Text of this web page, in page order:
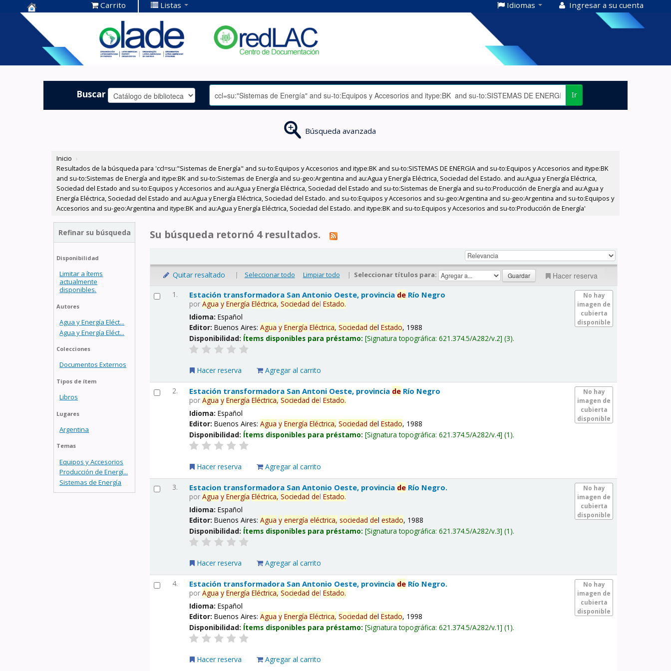
Centro de
Documentación
OLADE -
Carrito Listas Idiomas Ingresar a su cuenta
Buscar Ir
Búsqueda avanzada
Inicio ›
Resultados de la búsqueda para 'ccl=su:"Sistemas de Energía" and su-to:Equipos y Accesorios and itype:BK and su-to:SISTEMAS DE ENERGIA and su-to:Equipos y Accesorios and itype:BK
and su-to:Sistemas de Energía and itype:BK and su-to:Sistemas de Energía and su-geo:Argentina and au:Agua y Energía Eléctrica, Sociedad del Estado. and au:Agua y Energía Eléctrica,
Sociedad del Estado and su-to:Equipos y Accesorios and au:Agua y Energía Eléctrica, Sociedad del Estado and su-to:Sistemas de Energía and su-to:Producción de Energía and au:Agua y
Energía Eléctrica, Sociedad del Estado and au:Agua y Energía Eléctrica, Sociedad del Estado. and su-to:Equipos y Accesorios and su-geo:Argentina and su-geo:Argentina and su-to:Equipos y
Accesorios and su-geo:Argentina and itype:BK and au:Agua y Energía Eléctrica, Sociedad del Estado. and itype:BK and su-to:Equipos y Accesorios and su-to:Producción de Energía'
Refinar su búsqueda
Disponibilidad
Limitar a ítems
actualmente
disponibles.
Autores
Agua y Energía Eléct...
Agua y Energía Eléct...
Colecciones
Documentos Externos
Tipos de ítem
Libros
Lugares
Argentina
Temas
Equipos y Accesorios
Producción de Energí...
Sistemas de Energía
Su búsqueda retornó 4 resultados.
Quitar resaltado | Seleccionar todo Limpiar todo | Seleccionar títulos para: Hacer reserva
1.
No hay
imagen de
cubierta
disponible
Estación transformadora San Antonio Oeste, provincia de Río Negro
porAgua y Energía Eléctrica, Sociedad delEstado.
Idioma:Español
Editor:Buenos Aires:Agua y Energía Eléctrica, Sociedad delEstado, 1988
Disponibilidad: Ítems disponibles para préstamo: Signatura topográfica:621.374.5/A282/v.2 (3).
Hacer reserva Agregar al carrito
2.
No hay
imagen de
cubierta
disponible
Estación transformadora San Antoni Oeste, provincia de Río Negro
porAgua y Energía Eléctrica, Sociedad delEstado.
Idioma:Español
Editor:Buenos Aires:Agua y Energía Eléctrica, Sociedad delEstado, 1988
Disponibilidad: Ítems disponibles para préstamo: Signatura topográfica:621.374.5/A282/v.4 (1).
Hacer reserva Agregar al carrito
3.
No hay
imagen de
cubierta
disponible
Estacion transformadora San Antonio Oeste, provincia de Río Negro.
porAgua y Energía Eléctrica, Sociedad delEstado.
Idioma:Español
Editor:Buenos Aires:Agua y energía eléctrica, sociedad delestado, 1988
Disponibilidad: Ítems disponibles para préstamo: Signatura topográfica:621.374.5/A282/v.3 (1).
Hacer reserva Agregar al carrito
4.
No hay
imagen de
cubierta
disponible
Estación transformadora San Antonio Oeste, provincia de Río Negro.
porAgua y Energía Eléctrica, Sociedad delEstado.
Idioma:Español
Editor:Buenos Aires:Agua y Energía Eléctrica, Sociedad delEstado, 1998
Disponibilidad: Ítems disponibles para préstamo: Signatura topográfica:621.374.5/A282/v.1 (1).
Hacer reserva Agregar al carrito